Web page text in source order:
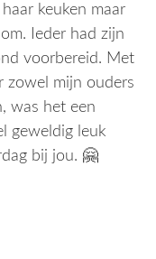
keuken maar
Ieder had zijn
voorbereid. Met
zowel mijn ouders
was het een
geweldig leuk
bij jou. 🤗